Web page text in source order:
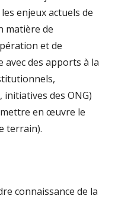
enjeux actuels de
matière de
et de
des apports à la
des ONG)
en œuvre le
terrain).
connaissance de la